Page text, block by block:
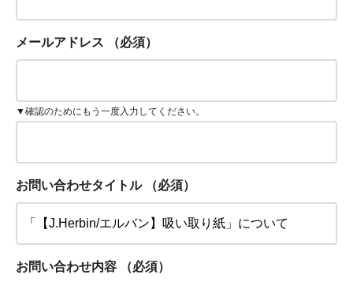
メールアドレス （必須）
▼確認のためにもう一度入力してください。
お問い合わせタイトル （必須）
お問い合わせ内容 （必須）